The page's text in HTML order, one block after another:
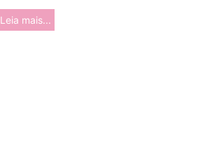
Leia mais...